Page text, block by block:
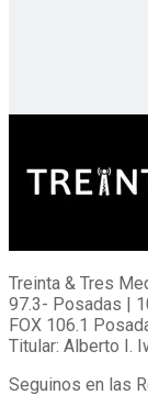
Treinta & Tres
97.3- Posadas |
FOX 106.1
Titular: Alberto I.
Seguinos en las